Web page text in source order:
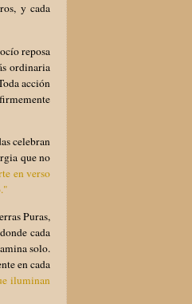
y cada
reposa
ordinaria
acción
celebran
que no
en verso
Puras,
cada
solo.
en cada
iluminan